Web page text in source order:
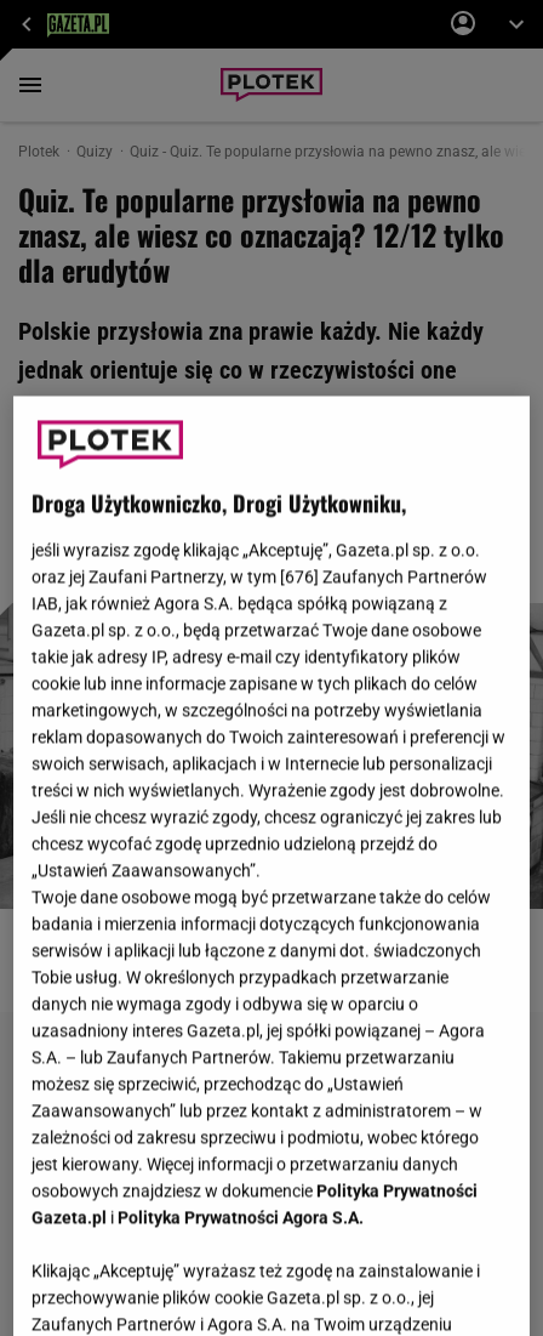
Plotek Quizy Quiz - Quiz. Te popularne przysłowia na pewno znasz, ale
Quiz. Te popularne przysłowia na pewno
znasz, ale wiesz co oznaczają? 12/12 tylko
dla erudytów
Polskie przysłowia zna prawie każdy. Nie każdy
jednak orientuje się co w rzeczywistości one
znaczenie przysłów. Gotów zdobyć 12 punktów w
tej rozgrywce?
ROZWIĄŻ QUIZ
Droga Użytkowniczko, Drogi Użytkowniku,
jeśli wyrazisz zgodę klikając „Akceptuję”, Gazeta.pl sp. z o.o.
oraz jej Zaufani Partnerzy, w tym [676] Zaufanych Partnerów
IAB, jak również Agora S.A. będąca spółką powiązaną z
Gazeta.pl sp. z o.o., będą przetwarzać Twoje dane osobowe
takie jak adresy IP, adresy e-mail czy identyfikatory plików
cookie lub inne informacje zapisane w tych plikach do celów
marketingowych, w szczególności na potrzeby wyświetlania
reklam dopasowanych do Twoich zainteresowań i preferencji w
swoich serwisach, aplikacjach i w Internecie lub personalizacji
treści w nich wyświetlanych. Wyrażenie zgody jest dobrowolne.
Jeśli nie chcesz wyrazić zgody, chcesz ograniczyć jej zakres lub
chcesz wycofać zgodę uprzednio udzieloną przejdź do
„Ustawień Zaawansowanych”.
Twoje dane osobowe mogą być przetwarzane także do celów
badania i mierzenia informacji dotyczących funkcjonowania
serwisów i aplikacji lub łączone z danymi dot. świadczonych
Tobie usług. W określonych przypadkach przetwarzanie
danych nie wymaga zgody i odbywa się w oparciu o
uzasadniony interes Gazeta.pl, jej spółki powiązanej – Agora
S.A. – lub Zaufanych Partnerów. Takiemu przetwarzaniu
możesz się sprzeciwić, przechodząc do „Ustawień
Zaawansowanych” lub przez kontakt z administratorem – w
zależności od zakresu sprzeciwu i podmiotu, wobec którego
jest kierowany. Więcej informacji o przetwarzaniu danych
osobowych znajdziesz w dokumencie Polityka Prywatności
Gazeta.pl i Polityka Prywatności Agora S.A.
Klikając „Akceptuję” wyrażasz też zgodę na zainstalowanie i
przechowywanie plików cookie Gazeta.pl sp. z o.o., jej
Zaufanych Partnerów i Agora S.A. na Twoim urządzeniu